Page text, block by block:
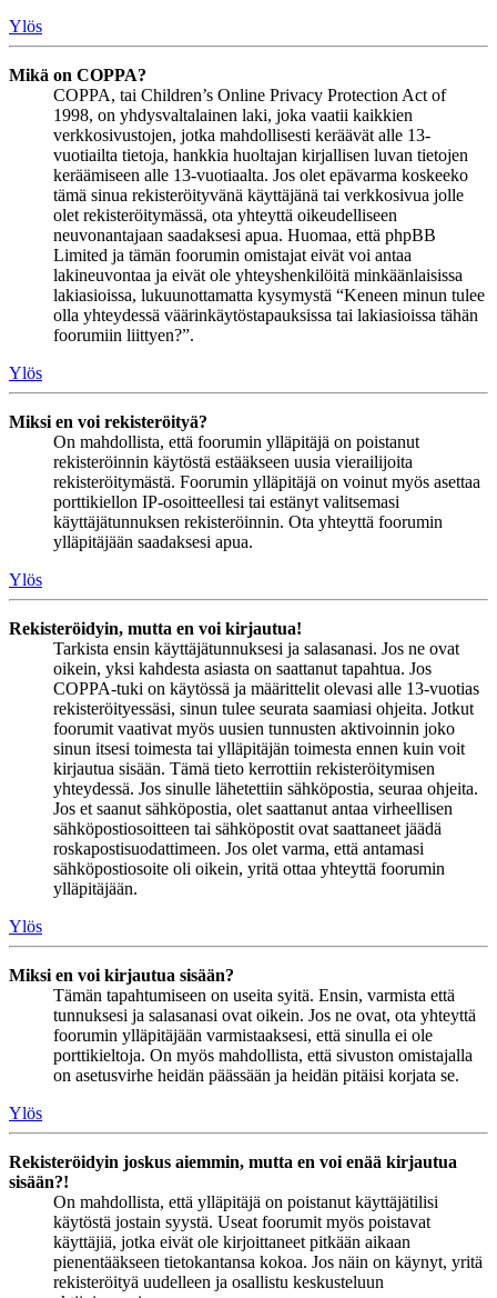
Ylös
Mikä on COPPA?
COPPA, tai Children’s Online Privacy Protection Act of
1998, on yhdysvaltalainen laki, joka vaatii kaikkien
verkkosivustojen, jotka mahdollisesti keräävät alle 13-
vuotiailta tietoja, hankkia huoltajan kirjallisen luvan tietojen
keräämiseen alle 13-vuotiaalta. Jos olet epävarma koskeeko
tämä sinua rekisteröityvänä käyttäjänä tai verkkosivua jolle
olet rekisteröitymässä, ota yhteyttä oikeudelliseen
neuvonantajaan saadaksesi apua. Huomaa, että phpBB
Limited ja tämän foorumin omistajat eivät voi antaa
lakineuvontaa ja eivät ole yhteyshenkilöitä minkäänlaisissa
lakiasioissa, lukuunottamatta kysymystä “Keneen minun tulee
olla yhteydessä väärinkäytöstapauksissa tai lakiasioissa tähän
foorumiin liittyen?”.
Ylös
Miksi en voi rekisteröityä?
On mahdollista, että foorumin ylläpitäjä on poistanut
rekisteröinnin käytöstä estääkseen uusia vierailijoita
rekisteröitymästä. Foorumin ylläpitäjä on voinut myös asettaa
porttikiellon IP-osoitteellesi tai estänyt valitsemasi
käyttäjätunnuksen rekisteröinnin. Ota yhteyttä foorumin
ylläpitäjään saadaksesi apua.
Ylös
Rekisteröidyin, mutta en voi kirjautua!
Tarkista ensin käyttäjätunnuksesi ja salasanasi. Jos ne ovat
oikein, yksi kahdesta asiasta on saattanut tapahtua. Jos
COPPA-tuki on käytössä ja määrittelit olevasi alle 13-vuotias
rekisteröityessäsi, sinun tulee seurata saamiasi ohjeita. Jotkut
foorumit vaativat myös uusien tunnusten aktivoinnin joko
sinun itsesi toimesta tai ylläpitäjän toimesta ennen kuin voit
kirjautua sisään. Tämä tieto kerrottiin rekisteröitymisen
yhteydessä. Jos sinulle lähetettiin sähköpostia, seuraa ohjeita.
Jos et saanut sähköpostia, olet saattanut antaa virheellisen
sähköpostiosoitteen tai sähköpostit ovat saattaneet jäädä
roskapostisuodattimeen. Jos olet varma, että antamasi
sähköpostiosoite oli oikein, yritä ottaa yhteyttä foorumin
ylläpitäjään.
Ylös
Miksi en voi kirjautua sisään?
Tämän tapahtumiseen on useita syitä. Ensin, varmista että
tunnuksesi ja salasanasi ovat oikein. Jos ne ovat, ota yhteyttä
foorumin ylläpitäjään varmistaaksesi, että sinulla ei ole
porttikieltoja. On myös mahdollista, että sivuston omistajalla
on asetusvirhe heidän päässään ja heidän pitäisi korjata se.
Ylös
Rekisteröidyin joskus aiemmin, mutta en voi enää kirjautua
sisään?!
On mahdollista, että ylläpitäjä on poistanut käyttäjätilisi
käytöstä jostain syystä. Useat foorumit myös poistavat
käyttäjiä, jotka eivät ole kirjoittaneet pitkään aikaan
pienentääkseen tietokantansa kokoa. Jos näin on käynyt, yritä
rekisteröityä uudelleen ja osallistu keskusteluun